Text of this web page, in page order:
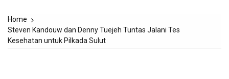
Home
Steven Kandouw dan Denny Tuejeh Tuntas Jalani Tes
Kesehatan untuk Pilkada Sulut